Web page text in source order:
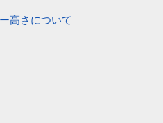
高さについて